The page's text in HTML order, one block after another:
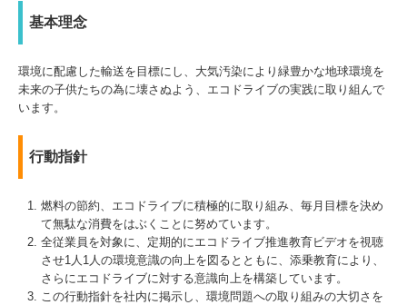
基本理念
環境に配慮した輸送を目標にし、大気汚染により緑豊かな地球環境を
未来の子供たちの為に壊さぬよう、エコドライブの実践に取り組んで
います。
行動指針
燃料の節約、エコドライブに積極的に取り組み、毎月目標を決め
て無駄な消費をはぶくことに努めています。
全従業員を対象に、定期的にエコドライブ推進教育ビデオを視聴
させ1人1人の環境意識の向上を図るとともに、添乗教育により、
さらにエコドライブに対する意識向上を構築しています。
この行動指針を社内に掲示し、環境問題への取り組みの大切さを